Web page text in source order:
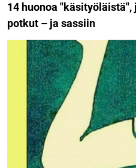
14 huonoa
potkut – ja sassiin